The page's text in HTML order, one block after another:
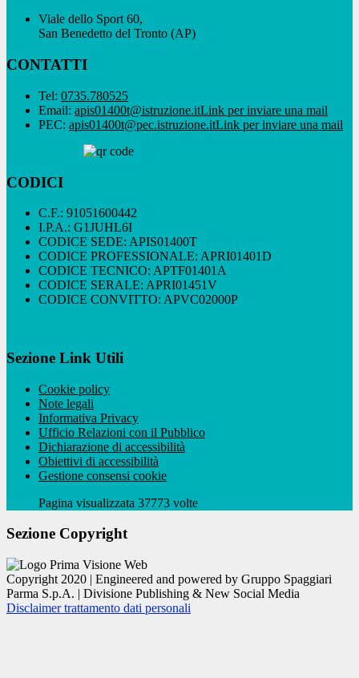
Viale dello Sport 60,
San Benedetto del Tronto (AP)
CONTATTI
Tel: 0735.780525
Email: apis01400t@istruzione.itLink per inviare una mail
PEC: apis01400t@pec.istruzione.itLink per inviare una mail
CODICI
C.F.: 91051600442
I.P.A.: G1JUHL6I
CODICE SEDE: APIS01400T
CODICE PROFESSIONALE: APRI01401D
CODICE TECNICO: APTF01401A
CODICE SERALE: APRI01451V
CODICE CONVITTO: APVC02000P
Sezione Link Utili
Cookie policy
Note legali
Informativa Privacy
Ufficio Relazioni con il Pubblico
Dichiarazione di accessibilità
Obiettivi di accessibilità
Gestione consensi cookie
Pagina visualizzata 37773 volte
Sezione Copyright
Copyright 2020 | Engineered and powered by Gruppo Spaggiari
Parma S.p.A. | Divisione Publishing & New Social Media
Disclaimer trattamento dati personali